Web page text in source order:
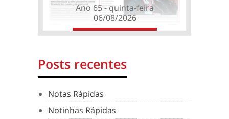
Ano 65 - quinta-feira
06/08/2026
Posts recentes
Notas Rápidas
Notinhas Rápidas